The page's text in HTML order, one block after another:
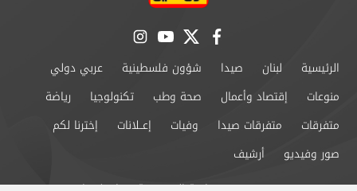
facebook
twitter
youtube
instagram
الرئيسية لبنان صيدا شؤون فلسطينية
عربي دولي
منوعات
إقتصاد وأعمال صحة وطب تكنولوجيا
رياضة
متفرقات
متفرقات صيدا وفيات إعــلانات
إخترنا لكم
صور وفيديو
أرشيف